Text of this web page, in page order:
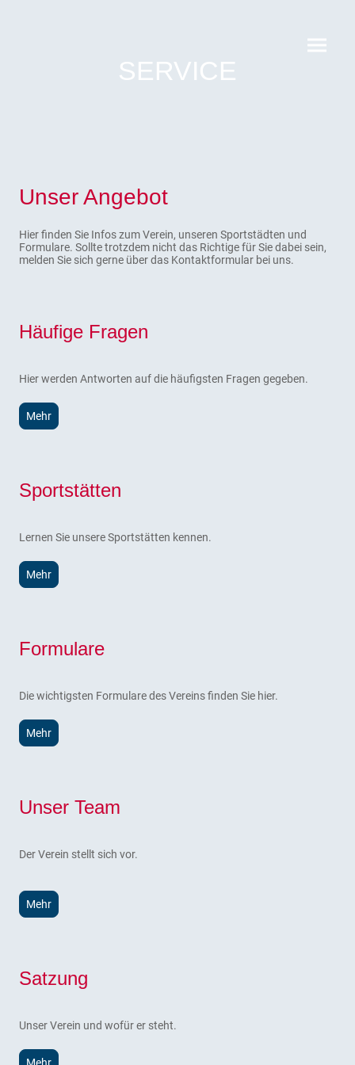
SERVICE
Unser Angebot
Hier finden Sie Infos zum Verein, unseren Sportstädten und
Formulare. Sollte trotzdem nicht das Richtige für Sie dabei sein,
melden Sie sich gerne über das Kontaktformular bei uns.
Häufige Fragen
Hier werden Antworten auf die häufigsten Fragen gegeben.
Mehr
Sportstätten
Lernen Sie unsere Sportstätten kennen.
Mehr
Formulare
Die wichtigsten Formulare des Vereins finden Sie hier.
Mehr
Unser Team
Der Verein stellt sich vor.
Mehr
Satzung
Unser Verein und wofür er steht.